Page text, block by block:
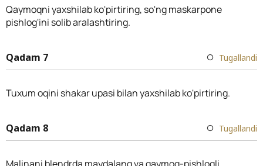
Qaymoqni yaxshilab ko'pirtiring, so'ng maskarpone
pishlog'ini solib aralashtiring.
Qadam 7 Tugallandi
Tuxum oqini shakar upasi bilan yaxshilab ko'pirtiring.
Qadam 8 Tugallandi